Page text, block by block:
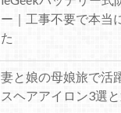
ー｜工事不要で本当
た
妻と娘の母娘旅で活
スヘアアイロン3選